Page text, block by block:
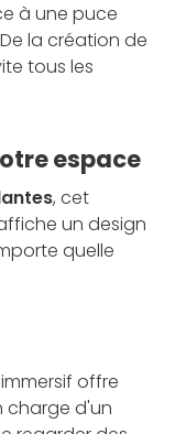
à une puce
la création de
tous les
espace
, cet
un design
quelle
immersif offre
charge d'un